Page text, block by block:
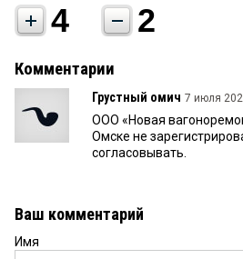
4 2
Комментарии
Грустный омич 7 июля
ООО «Новая
Омске не
согласовывать.
Ваш комментарий
Имя